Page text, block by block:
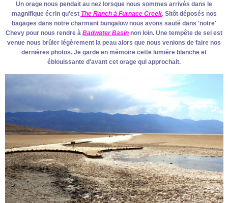
Un orage nous pendait au nez lorsque nous sommes arrivés dans le
magnifique écrin qu'est The Ranch à Furnace Creek. Sitôt déposés nos
bagages dans notre charmant bungalow nous avons sauté dans 'notre'
Chevy pour nous rendre à Badwater Basin non loin. Une tempête de sel est
venue nous brûler légèrement la peau alors que nous venions de faire nos
dernières photos. Je garde en mémoire cette lumière blanche et
éblouissante d'avant cet orage qui approchait.